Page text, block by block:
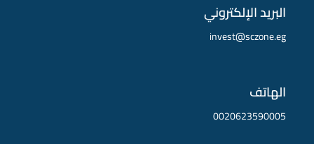
البريد الإلكتروني
invest@sczone.eg
الهاتف
0020623590005